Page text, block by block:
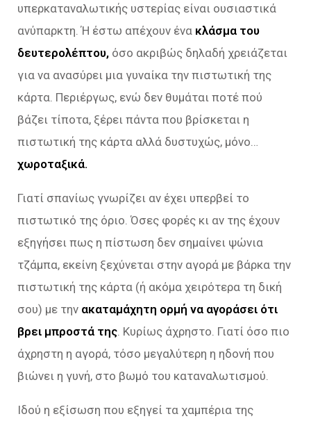
υπερκαταναλωτικής υστερίας είναι ουσιαστικά
ανύπαρκτη. Ή έστω απέχουν ένα κλάσμα του
δευτερολέπτου, όσο ακριβώς δηλαδή χρειάζεται
για να ανασύρει μια γυναίκα την πιστωτική της
κάρτα. Περιέργως, ενώ δεν θυμάται ποτέ πού
βάζει τίποτα, ξέρει πάντα που βρίσκεται η
πιστωτική της κάρτα αλλά δυστυχώς, μόνο…
χωροταξικά.
Γιατί σπανίως γνωρίζει αν έχει υπερβεί το
πιστωτικό της όριο. Όσες φορές κι αν της έχουν
εξηγήσει πως η πίστωση δεν σημαίνει ψώνια
τζάμπα, εκείνη ξεχύνεται στην αγορά με βάρκα την
πιστωτική της κάρτα (ή ακόμα χειρότερα τη δική
σου) με την ακαταμάχητη ορμή να αγοράσει ότι
βρει μπροστά της . Κυρίως άχρηστο. Γιατί όσο πιο
άχρηστη η αγορά, τόσο μεγαλύτερη η ηδονή που
βιώνει η γυνή, στο βωμό του καταναλωτισμού.
Ιδού η εξίσωση που εξηγεί τα χαμπέρια της